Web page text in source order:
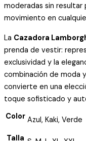
moderadas sin resultar
movimiento en
La Cazadora
prenda de vestir:
exclusividad y la
combinación de moda
convierte en una
toque sofisticado y
Color Azul, Kaki, Verde
Talla